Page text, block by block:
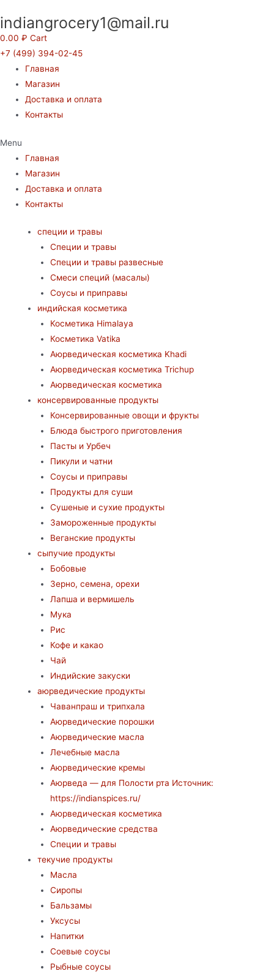
к
содержимому
indiangrocery1@mail.ru
0.00 ₽ Cart
+7 (499) 394-02-45
Главная
Магазин
Доставка и оплата
Контакты
Menu
Главная
Магазин
Доставка и оплата
Контакты
специи и травы
Специи и травы
Специи и травы развесные
Смеси специй (масалы)
Соусы и приправы
индийская косметика
Косметика Himalaya
Косметика Vatika
Аюрведическая коcметика Khadi
Аюрведическая коcметика Trichup
Аюрведическая косметика
консервированные продукты
Консервированные овощи и фрукты
Блюда быстрого приготовления
Пасты и Урбеч
Пикули и чатни
Соусы и приправы
Продукты для суши
Сушеные и сухие продукты
Замороженные продукты
Веганские продукты
сыпучие продукты
Бобовые
Зерно, семена, орехи
Лапша и вермишель
Мука
Рис
Кофе и какао
Чай
Индийские закуски
аюрведические продукты
Чаванпраш и трипхала
Аюрведические порошки
Аюрведические масла
Лечебные масла
Аюрведические кремы
Аюрведа — для Полости рта Источник:
https://indianspices.ru/
Аюрведическая косметика
Аюрведические средства
Специи и травы
текучие продукты
Масла
Сиропы
Бальзамы
Уксусы
Напитки
Соевые соусы
Рыбные соусы